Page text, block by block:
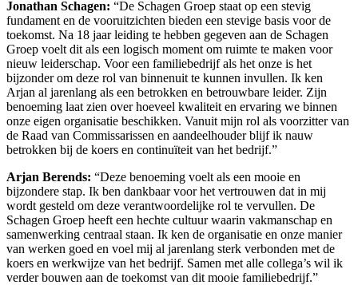
Jonathan Schagen: “De Schagen Groep staat op een stevig
fundament en de vooruitzichten bieden een stevige basis voor de
toekomst. Na 18 jaar leiding te hebben gegeven aan de Schagen
Groep voelt dit als een logisch moment om ruimte te maken voor
nieuw leiderschap. Voor een familiebedrijf als het onze is het
bijzonder om deze rol van binnenuit te kunnen invullen. Ik ken
Arjan al jarenlang als een betrokken en betrouwbare leider. Zijn
benoeming laat zien over hoeveel kwaliteit en ervaring we binnen
onze eigen organisatie beschikken. Vanuit mijn rol als voorzitter van
de Raad van Commissarissen en aandeelhouder blijf ik nauw
betrokken bij de koers en continuïteit van het bedrijf.”
Arjan Berends: “Deze benoeming voelt als een mooie en
bijzondere stap. Ik ben dankbaar voor het vertrouwen dat in mij
wordt gesteld om deze verantwoordelijke rol te vervullen. De
Schagen Groep heeft een hechte cultuur waarin vakmanschap en
samenwerking centraal staan. Ik ken de organisatie en onze manier
van werken goed en voel mij al jarenlang sterk verbonden met de
koers en werkwijze van het bedrijf. Samen met alle collega’s wil ik
verder bouwen aan de toekomst van dit mooie familiebedrijf.”